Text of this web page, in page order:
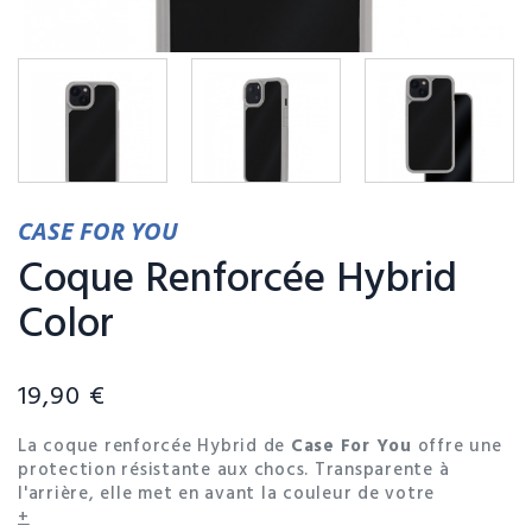
CASE FOR YOU
Coque Renforcée Hybrid
Color
19,90 €
La coque renforcée Hybrid de Case For You offre une
protection résistante aux chocs. Transparente à
l'arrière, elle met en avant la couleur de votre
smartphone. Conçue pour protéger votre smartphone
+